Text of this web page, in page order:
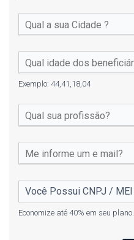
Exemplo: 44,41,18,04
Economize até 40% em seu plano.